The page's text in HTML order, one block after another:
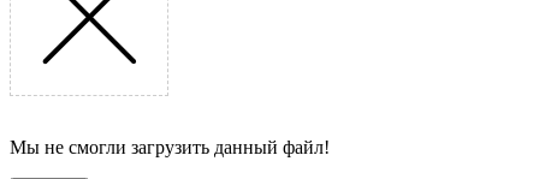
Мы не смогли загрузить данный файл!